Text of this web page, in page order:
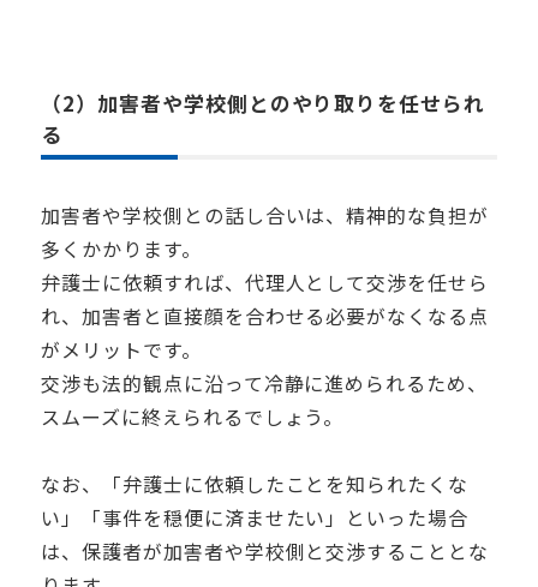
（2）加害者や学校側とのやり取りを任せられ
る
加害者や学校側との話し合いは、精神的な負担が
多くかかります。
弁護士に依頼すれば、代理人として交渉を任せら
れ、加害者と直接顔を合わせる必要がなくなる点
がメリットです。
交渉も法的観点に沿って冷静に進められるため、
スムーズに終えられるでしょう。
なお、「弁護士に依頼したことを知られたくな
い」「事件を穏便に済ませたい」といった場合
は、保護者が加害者や学校側と交渉することとな